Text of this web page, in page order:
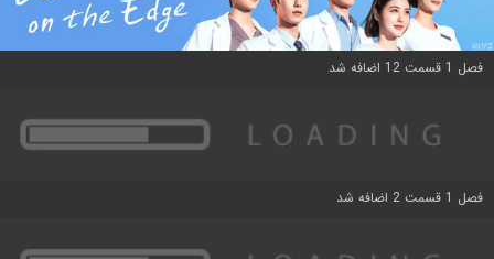
فصل 1 قسمت 12 اضافه شد
فصل 1 قسمت 2 اضافه شد